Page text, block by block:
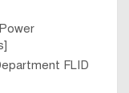
FLID